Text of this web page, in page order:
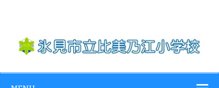
content
江小学校